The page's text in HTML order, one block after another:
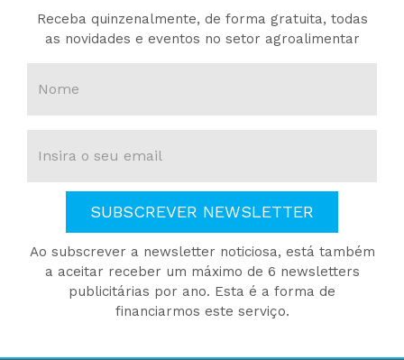
Receba quinzenalmente, de forma gratuita, todas
as novidades e eventos no setor agroalimentar
SUBSCREVER NEWSLETTER
Ao subscrever a newsletter noticiosa, está também
a aceitar receber um máximo de 6 newsletters
publicitárias por ano. Esta é a forma de
financiarmos este serviço.